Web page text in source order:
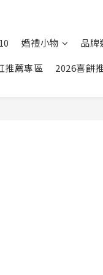
婚禮小物
品牌
推薦專區 2026喜餅